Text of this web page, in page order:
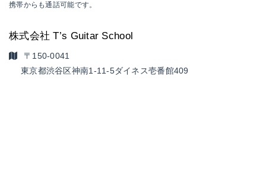
携帯からも通話可能です。
株式会社 T’s Guitar School
〒150-0041
東京都渋谷区神南1-11-5ダイネス壱番館409